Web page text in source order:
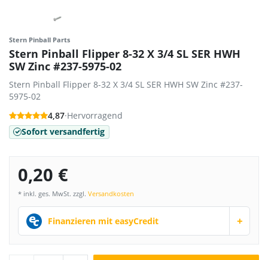
Stern Pinball Parts
Stern Pinball Flipper 8-32 X 3/4 SL SER HWH
SW Zinc #237-5975-02
Stern Pinball Flipper 8-32 X 3/4 SL SER HWH SW Zinc #237-
5975-02
4,87·Hervorragend
Sofort versandfertig
0,20 €
* inkl. ges. MwSt. zzgl. Versandkosten
Finanzieren mit easyCredit +